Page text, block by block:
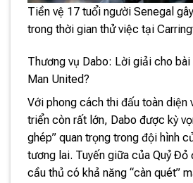
Tiền vệ 17 tuổi người Senegal
trong thời gian thử việc tại
Thương vụ Dabo: Lời giải cho
Man United?
Với phong cách thi đấu toàn diện
triển còn rất lớn, Dabo được kỳ
ghép” quan trọng trong đội hình
tương lai. Tuyến giữa của Quỷ Đỏ
cầu thủ có khả năng “càn quét”